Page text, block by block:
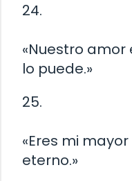
24.
«Nuestro amor
lo puede.»
25.
«Eres mi
eterno.»